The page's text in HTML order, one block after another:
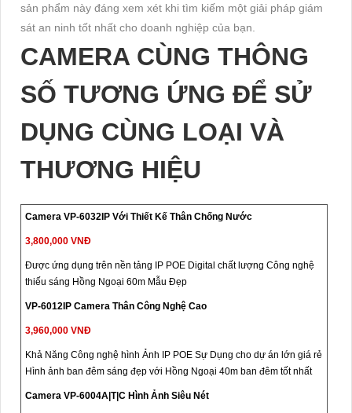
sản phẩm này đáng xem xét khi tìm kiếm một giải pháp giám
sát an ninh tốt nhất cho doanh nghiệp của bạn.
CAMERA CÙNG THÔNG
SỐ TƯƠNG ỨNG ĐỂ SỬ
DỤNG CÙNG LOẠI VÀ
THƯƠNG HIỆU
Camera VP-6032IP Với Thiết Kế Thân Chống Nước
3,800,000 VNĐ
Được ứng dụng trên nền tảng IP POE Digital chất lượng Công nghệ
thiếu sáng Hồng Ngoại 60m Mẫu Đẹp
VP-6012IP Camera Thân Công Nghệ Cao
3,960,000 VNĐ
Khả Năng Công nghệ hình Ảnh IP POE Sự Dụng cho dự án lớn giá rẻ
Hình ảnh ban đêm sáng đẹp với Hồng Ngoại 40m ban đêm tốt nhất
Camera VP-6004A|T|C Hình Ảnh Siêu Nét